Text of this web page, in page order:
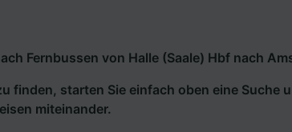
Fernbussen von Halle (Saale) Hbf nach
finden, starten Sie einfach oben eine Suche
miteinander.